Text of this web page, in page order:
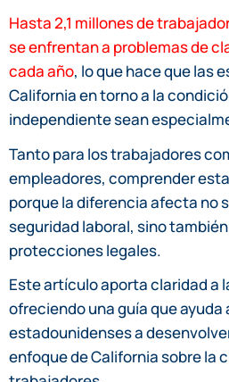
Hasta 2,1 millones de
se enfrentan a problemas de
cada año, lo que hace que las
California en torno a la
independiente sean
Tanto para los trabajadores
empleadores, comprender
porque la diferencia afecta no
seguridad laboral, sino
protecciones legales.
Este artículo aporta claridad a
ofreciendo una guía que ayuda
estadounidenses a
enfoque de California sobre la